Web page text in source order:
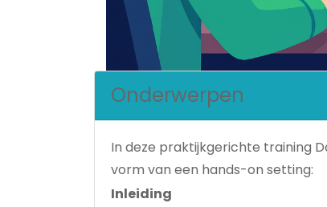
Onderwerpen
In deze praktijkgerichte training
vorm van een hands-on setting:
Inleiding